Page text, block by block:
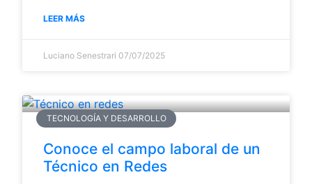
LEER MÁS
Luciano Senestrari 07/07/2025
TECNOLOGÍA Y DESARROLLO
Conoce el campo laboral de un
Técnico en Redes